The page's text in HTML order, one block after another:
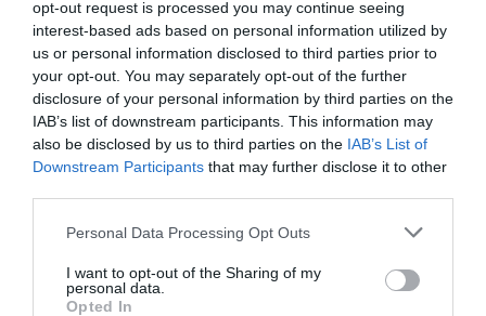
opt-out request is processed you may continue seeing
interest-based ads based on personal information utilized by
us or personal information disclosed to third parties prior to
your opt-out. You may separately opt-out of the further
disclosure of your personal information by third parties on the
IAB’s list of downstream participants. This information may
also be disclosed by us to third parties on the IAB’s List of
Downstream Participants that may further disclose it to other
Personal Data Processing Opt Outs
I want to opt-out of the Sharing of my
personal data.
Opted In
Το παραδοσιακό πιάτο του νησιού είναι ταματσάτα
χειροποίητα παραδοσιακά μακαρόνια με τυρί και ό,τι
άλλο βάλει ο νους σου. Στο εστιατόριο «Συνάντηση» θα
βρεις τα τέλειαματσάτα με κόκορα κρασάτοκαι ένα
σωρό άλλαμαγειρευτά σε υπέροχα πιάτα. Δοκιμάστε